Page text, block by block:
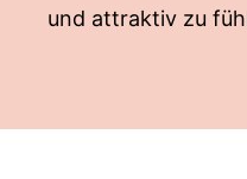
und attraktiv zu